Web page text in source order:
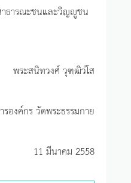
ธารณะชนและวิญญูชน
พระสนิทวงศ์ วุฑฺฒิวํโส
องค์กร วัดพระธรรมกาย
11 มีนาคม 2558